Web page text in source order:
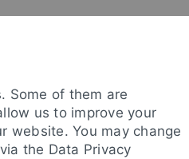
Some of them are
us to improve your
website. You may change
the Data Privacy